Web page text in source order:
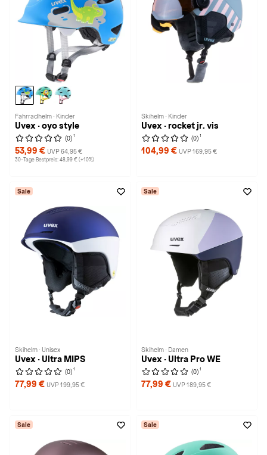
Fahrradhelm · Kinder
Uvex · oyo style
(0) 1
53,99 € UVP 64,95 €
30-Tage Bestpreis: 48,99 € (+10%)
Skihelm · Kinder
Uvex · rocket jr. vis
(0) 1
104,99 € UVP 169,95 €
Sale
Skihelm · Unisex
Uvex · Ultra MIPS
(0) 1
77,99 € UVP 199,95 €
Sale
Skihelm · Damen
Uvex · Ultra Pro WE
(0) 1
77,99 € UVP 189,95 €
Sale Sale